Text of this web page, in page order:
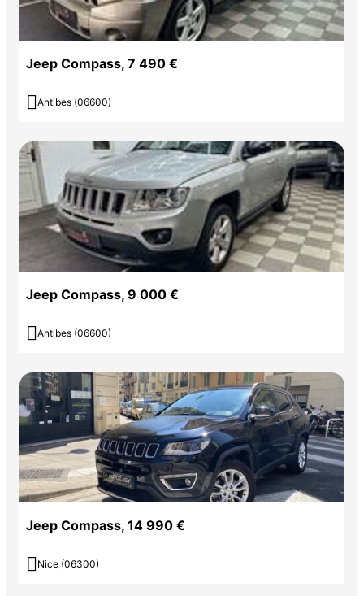
Jeep Compass, 7 490 €
 Antibes (06600)
Jeep Compass, 9 000 €
 Antibes (06600)
Jeep Compass, 14 990 €
 Nice (06300)